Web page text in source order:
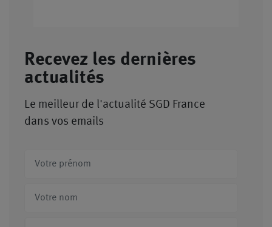
Recevez les dernières
actualités
Le meilleur de l'actualité SGD France
dans vos emails